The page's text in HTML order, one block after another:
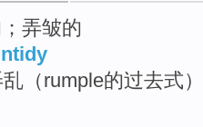
弄皱的
（rumple的过去式）